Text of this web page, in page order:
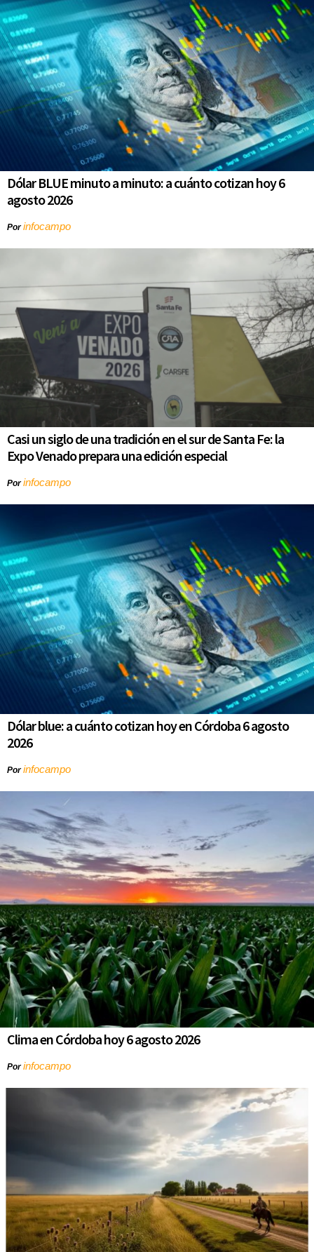
Dólar BLUE minuto a minuto: a cuánto cotizan hoy 6
agosto 2026
Porinfocampo
Casi un siglo de una tradición en el sur de Santa Fe: la
Expo Venado prepara una edición especial
Porinfocampo
Dólar blue: a cuánto cotizan hoy en Córdoba 6 agosto
2026
Porinfocampo
Clima en Córdoba hoy 6 agosto 2026
Porinfocampo